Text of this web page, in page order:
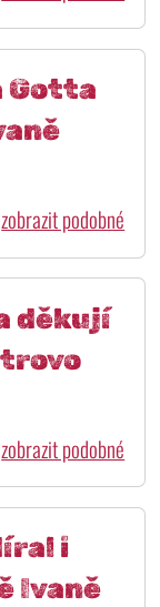
Gotta
zobrazit podobné
děkují
zobrazit podobné
i
Ivaně